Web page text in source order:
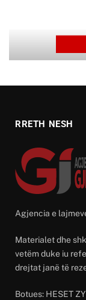
RRETH NESH
Agjencia e
Materialet dhe
vetëm duke iu
drejtat janë të
Botues: HESET